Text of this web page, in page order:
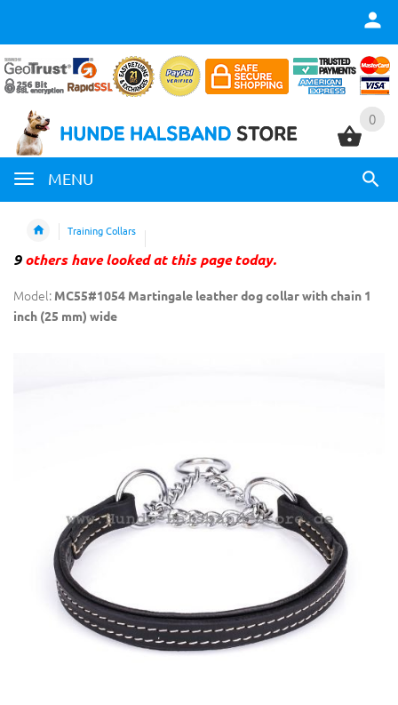
0
MENU
0
Training Collars
9others have looked at this page today.
Model: MC55#1054 Martingale leather dog collar with chain 1
inch (25 mm) wide